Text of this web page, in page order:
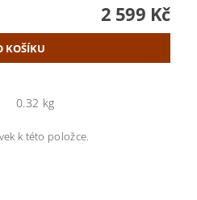
2 599 Kč
0.32 kg
k této položce.